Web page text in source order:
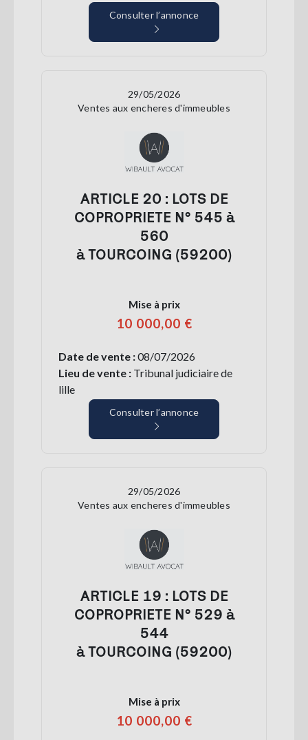
Consulter l’annonce
29/05/2026
Ventes aux encheres d'immeubles
ARTICLE 20 : LOTS DE
COPROPRIETE N° 545 à
560
à TOURCOING (59200)
Mise à prix
10 000,00 €
Date de vente :08/07/2026
Lieu de vente : Tribunal judiciaire de
lille
Consulter l’annonce
29/05/2026
Ventes aux encheres d'immeubles
ARTICLE 19 : LOTS DE
COPROPRIETE N° 529 à
544
à TOURCOING (59200)
Mise à prix
10 000,00 €